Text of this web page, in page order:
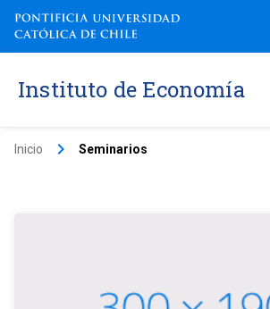
Instituto de Economía
Inicio keyboard_arrow_right Seminarios